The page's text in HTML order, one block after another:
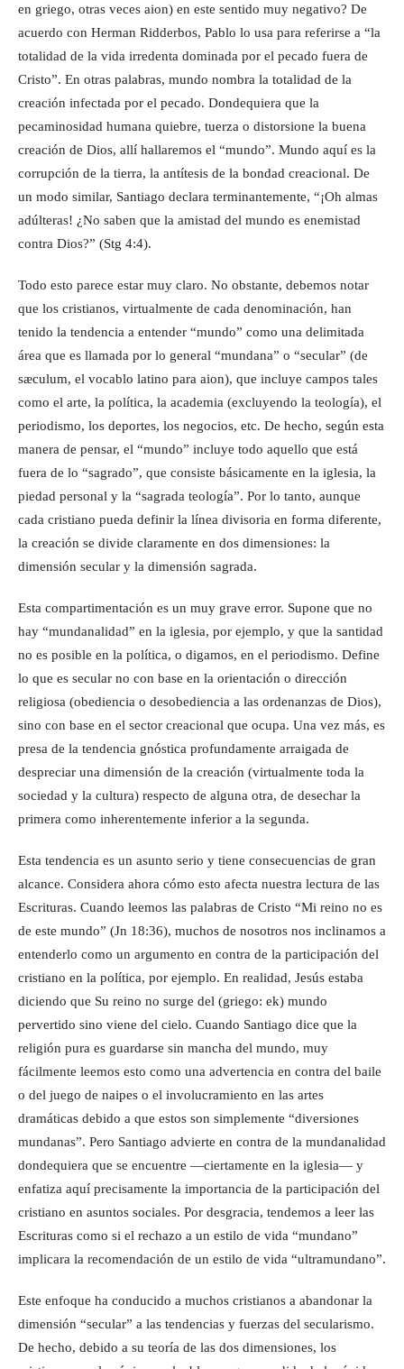
en griego, otras veces aion) en este sentido muy negativo? De
acuerdo con Herman Ridderbos, Pablo lo usa para referirse a “la
totalidad de la vida irredenta dominada por el pecado fuera de
Cristo”. En otras palabras, mundo nombra la totalidad de la
creación infectada por el pecado. Dondequiera que la
pecaminosidad humana quiebre, tuerza o distorsione la buena
creación de Dios, allí hallaremos el “mundo”. Mundo aquí es la
corrupción de la tierra, la antítesis de la bondad creacional. De
un modo similar, Santiago declara terminantemente, “¡Oh almas
adúlteras! ¿No saben que la amistad del mundo es enemistad
contra Dios?” (Stg 4:4).
Todo esto parece estar muy claro. No obstante, debemos notar
que los cristianos, virtualmente de cada denominación, han
tenido la tendencia a entender “mundo” como una delimitada
área que es llamada por lo general “mundana” o “secular” (de
sæculum, el vocablo latino para aion), que incluye campos tales
como el arte, la política, la academia (excluyendo la teología), el
periodismo, los deportes, los negocios, etc. De hecho, según esta
manera de pensar, el “mundo” incluye todo aquello que está
fuera de lo “sagrado”, que consiste básicamente en la iglesia, la
piedad personal y la “sagrada teología”. Por lo tanto, aunque
cada cristiano pueda definir la línea divisoria en forma diferente,
la creación se divide claramente en dos dimensiones: la
dimensión secular y la dimensión sagrada.
Esta compartimentación es un muy grave error. Supone que no
hay “mundanalidad” en la iglesia, por ejemplo, y que la santidad
no es posible en la política, o digamos, en el periodismo. Define
lo que es secular no con base en la orientación o dirección
religiosa (obediencia o desobediencia a las ordenanzas de Dios),
sino con base en el sector creacional que ocupa. Una vez más, es
presa de la tendencia gnóstica profundamente arraigada de
despreciar una dimensión de la creación (virtualmente toda la
sociedad y la cultura) respecto de alguna otra, de desechar la
primera como inherentemente inferior a la segunda.
Esta tendencia es un asunto serio y tiene consecuencias de gran
alcance. Considera ahora cómo esto afecta nuestra lectura de las
Escrituras. Cuando leemos las palabras de Cristo “Mi reino no es
de este mundo” (Jn 18:36), muchos de nosotros nos inclinamos a
entenderlo como un argumento en contra de la participación del
cristiano en la política, por ejemplo. En realidad, Jesús estaba
diciendo que Su reino no surge del (griego: ek) mundo
pervertido sino viene del cielo. Cuando Santiago dice que la
religión pura es guardarse sin mancha del mundo, muy
fácilmente leemos esto como una advertencia en contra del baile
o del juego de naipes o el involucramiento en las artes
dramáticas debido a que estos son simplemente “diversiones
mundanas”. Pero Santiago advierte en contra de la mundanalidad
dondequiera que se encuentre —ciertamente en la iglesia— y
enfatiza aquí precisamente la importancia de la participación del
cristiano en asuntos sociales. Por desgracia, tendemos a leer las
Escrituras como si el rechazo a un estilo de vida “mundano”
implicara la recomendación de un estilo de vida “ultramundano”.
Este enfoque ha conducido a muchos cristianos a abandonar la
dimensión “secular” a las tendencias y fuerzas del secularismo.
De hecho, debido a su teoría de las dos dimensiones, los